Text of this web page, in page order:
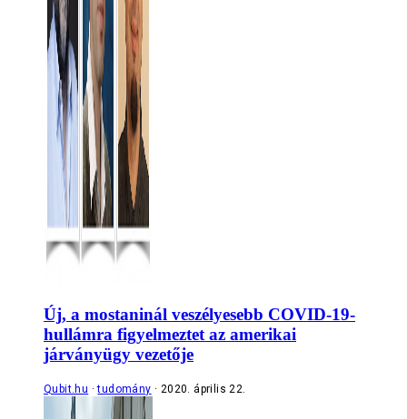
Új, a mostaninál veszélyesebb COVID-19-
hullámra figyelmeztet az amerikai
járványügy vezetője
Qubit.hu tudomány 2020. április 22.